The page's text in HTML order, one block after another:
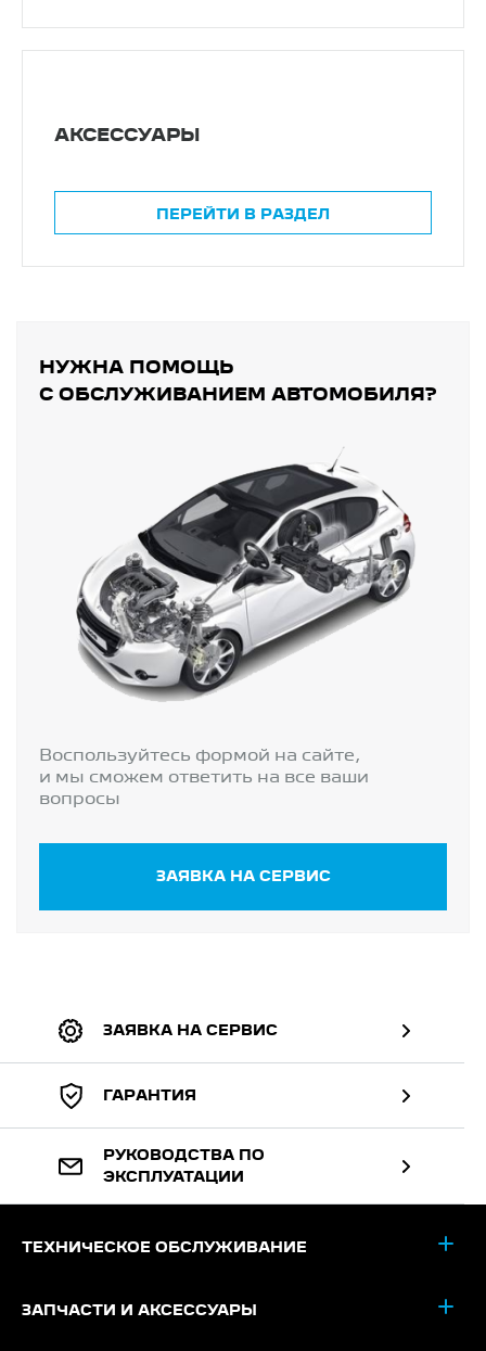
АКСЕССУАРЫ
ПЕРЕЙТИ В РАЗДЕЛ
НУЖНА ПОМОЩЬ
С ОБСЛУЖИВАНИЕМ АВТОМОБИЛЯ?
Воспользуйтесь формой на сайте,
и мы сможем ответить на все ваши
вопросы
ЗАЯВКА НА СЕРВИС
ЗАЯВКА НА СЕРВИС
ГАРАНТИЯ
РУКОВОДСТВА ПО
ЭКСПЛУАТАЦИИ
ТЕХНИЧЕСКОЕ ОБСЛУЖИВАНИЕ
ЗАПЧАСТИ И АКСЕССУАРЫ